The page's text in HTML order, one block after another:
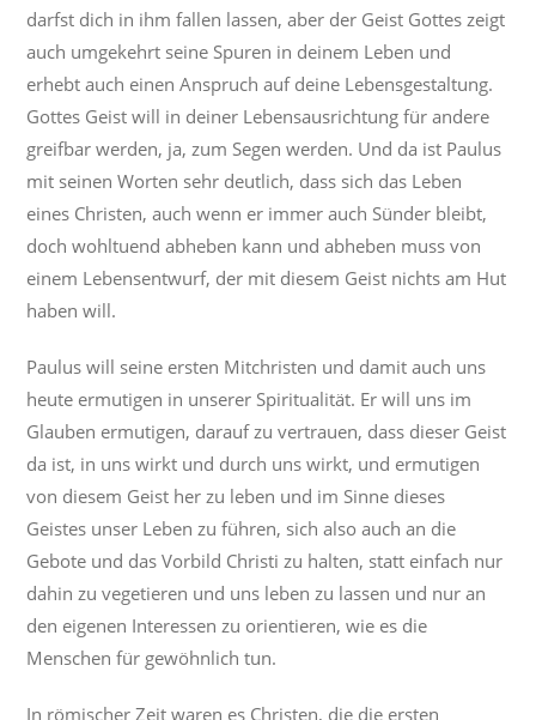
darfst dich in ihm fallen lassen, aber der Geist Gottes zeigt
auch umgekehrt seine Spuren in deinem Leben und
erhebt auch einen Anspruch auf deine Lebensgestaltung.
Gottes Geist will in deiner Lebensausrichtung für andere
greifbar werden, ja, zum Segen werden. Und da ist Paulus
mit seinen Worten sehr deutlich, dass sich das Leben
eines Christen, auch wenn er immer auch Sünder bleibt,
doch wohltuend abheben kann und abheben muss von
einem Lebensentwurf, der mit diesem Geist nichts am Hut
haben will.
Paulus will seine ersten Mitchristen und damit auch uns
heute ermutigen in unserer Spiritualität. Er will uns im
Glauben ermutigen, darauf zu vertrauen, dass dieser Geist
da ist, in uns wirkt und durch uns wirkt, und ermutigen
von diesem Geist her zu leben und im Sinne dieses
Geistes unser Leben zu führen, sich also auch an die
Gebote und das Vorbild Christi zu halten, statt einfach nur
dahin zu vegetieren und uns leben zu lassen und nur an
den eigenen Interessen zu orientieren, wie es die
Menschen für gewöhnlich tun.
In römischer Zeit waren es Christen, die die ersten